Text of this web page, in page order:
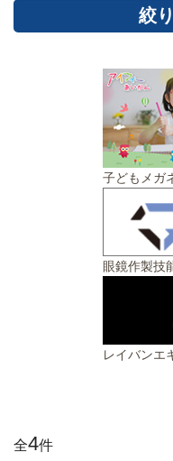
全4件
子どもメガ
眼鏡作製技
レイバンエ